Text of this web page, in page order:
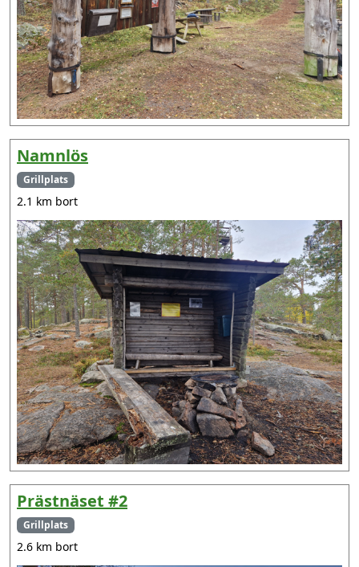
Namnlös
Grillplats
2.1 km bort
Prästnäset #2
Grillplats
2.6 km bort